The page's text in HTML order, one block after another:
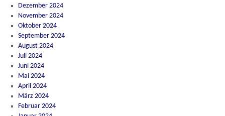
Dezember 2024
November 2024
Oktober 2024
September 2024
August 2024
Juli 2024
Juni 2024
Mai 2024
April 2024
März 2024
Februar 2024